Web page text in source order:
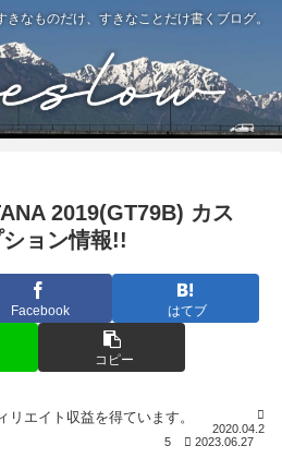
なものだけ、すきなことだけ書くブログ。
2019(GT79B) カス
ョン情報!!
Facebook はてブ
コピー
2020.04.2
5
2023.06.27